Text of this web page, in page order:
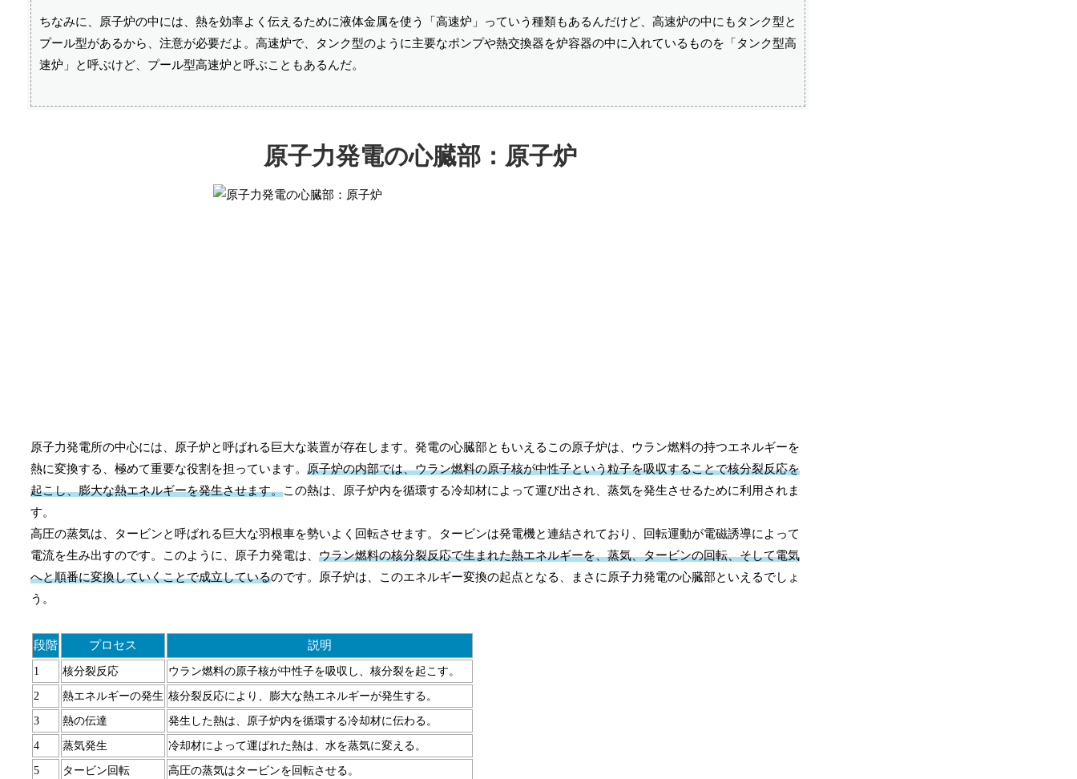
ちなみに、原子炉の中には、熱を効率よく伝えるために液体金属を使う「高速炉」っていう種類もあるんだけど、高速炉の中にもタンク型と
プール型があるから、注意が必要だよ。高速炉で、タンク型のように主要なポンプや熱交換器を炉容器の中に入れているものを「タンク型高
速炉」と呼ぶけど、プール型高速炉と呼ぶこともあるんだ。
原子力発電の心臓部：原子炉
原子力発電所の中心には、原子炉と呼ばれる巨大な装置が存在します。発電の心臓部ともいえるこの原子炉は、ウラン燃料の持つエネルギーを
熱に変換する、極めて重要な役割を担っています。 原子炉の内部では、ウラン燃料の原子核が中性子という粒子を吸収することで核分裂反応を
起こし、膨大な熱エネルギーを発生させます。この熱は、原子炉内を循環する冷却材によって運び出され、蒸気を発生させるために利用されま
す。
高圧の蒸気は、タービンと呼ばれる巨大な羽根車を勢いよく回転させます。タービンは発電機と連結されており、回転運動が電磁誘導によって
電流を生み出すのです。このように、原子力発電は、 ウラン燃料の核分裂反応で生まれた熱エネルギーを、蒸気、タービンの回転、そして電気
へと順番に変換していくことで成立しているのです。原子炉は、このエネルギー変換の起点となる、まさに原子力発電の心臓部といえるでしょ
う。
段階 プロセス 説明
1 核分裂反応 ウラン燃料の原子核が中性子を吸収し、核分裂を起こす。
2 熱エネルギーの発生 核分裂反応により、膨大な熱エネルギーが発生する。
3 熱の伝達 発生した熱は、原子炉内を循環する冷却材に伝わる。
4 蒸気発生 冷却材によって運ばれた熱は、水を蒸気に変える。
5 タービン回転 高圧の蒸気はタービンを回転させる。